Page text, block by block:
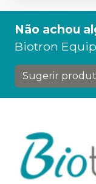
Não achou
Biotron
Sugerir